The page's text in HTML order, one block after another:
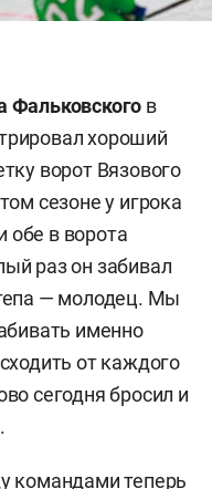
Фальковского в
хороший
ворот Вязового
сезоне у игрока
в ворота
раз он забивал
— молодец. Мы
именно
от каждого
сегодня бросил и
командами теперь